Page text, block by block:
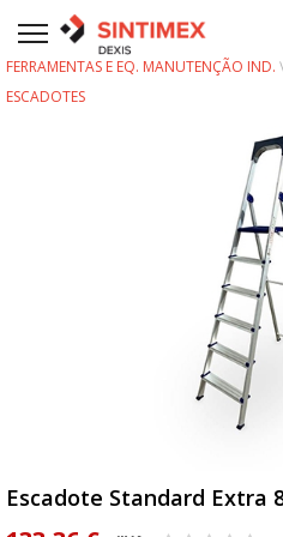
FERRAMENTAS E EQ. MANUTENÇÃO IND.
ESCADOTES
Escadote Standard Extra